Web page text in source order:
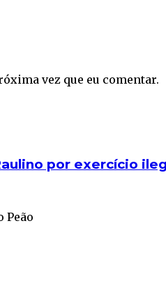
vez que eu comentar.
por exercício
Peão